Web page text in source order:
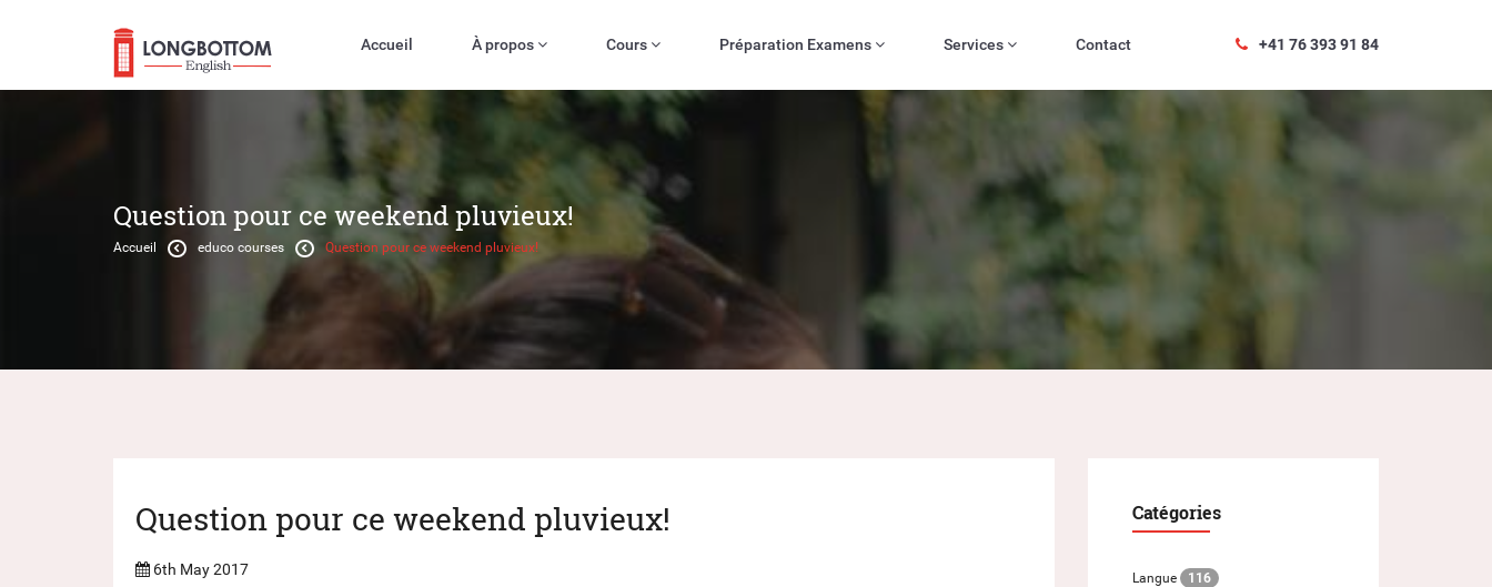
Accueil À propos Cours Préparation Examens Services Contact +41 76 393 91 84
Question pour ce weekend pluvieux!
Accueil educo courses Question pour ce weekend pluvieux!
Question pour ce weekend pluvieux!
6th May 2017
Catégories
Langue 116